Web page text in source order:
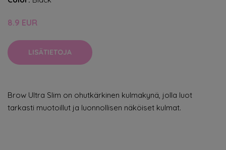
8.9 EUR
LISÄTIETOJA
Brow Ultra Slim on ohutkärkinen kulmakynä, jolla luot
tarkasti muotoillut ja luonnollisen näköiset kulmat.